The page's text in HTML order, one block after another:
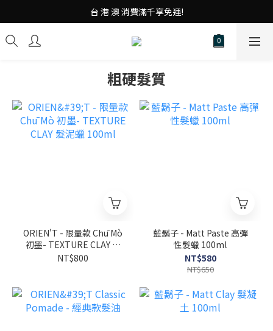
台 港 澳 消費滿千享免運!
台 港 澳 消費滿千享免運!
重磅素Tee 夏日滿件"現折優惠"!
粗硬髮質
ORIEN'T - 限量款 Chū Mò
初墨- TEXTURE CLAY 髮
泥蠟 100ml
NT$800
藍鬍子 - Matt Paste 高彈
性髮蠟 100ml
NT$580
NT$650